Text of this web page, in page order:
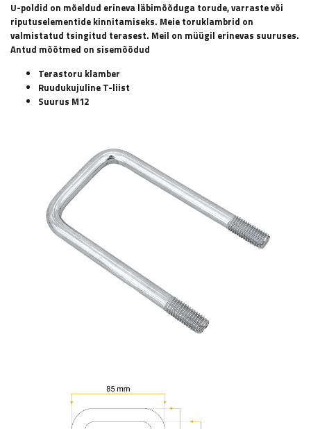
U-poldid on mõeldud erineva läbimõõduga torude, varraste või
riputuselementide kinnitamiseks. Meie toruklambrid on
valmistatud tsingitud terasest. Meil on müügil erinevas suuruses.
Antud mõõtmed on sisemõõdud
Terastoru klamber
Ruudukujuline T-liist
Suurus M12